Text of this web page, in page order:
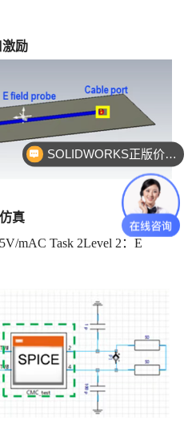
励
真
mAC Task 2Level 2：E
SOLIDWORKS正版价格？